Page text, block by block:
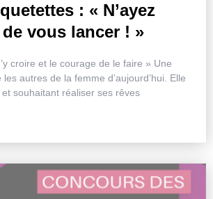
: « N’ayez
vous lancer ! »
croire et le courage de le faire » Une
autres de la femme d’aujourd’hui. Elle
souhaitant réaliser ses rêves